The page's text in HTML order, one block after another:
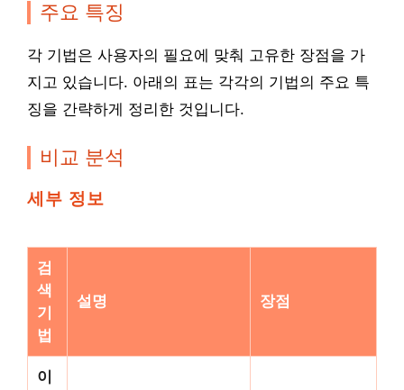
주요 특징
각 기법은 사용자의 필요에 맞춰 고유한 장점을 가
지고 있습니다. 아래의 표는 각각의 기법의 주요 특
징을 간략하게 정리한 것입니다.
비교 분석
세부 정보
검
색
기
법
설명 장점
이